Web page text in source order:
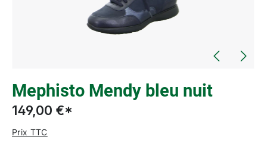
Mephisto Mendy bleu nuit
149,00 €*
Prix TTC